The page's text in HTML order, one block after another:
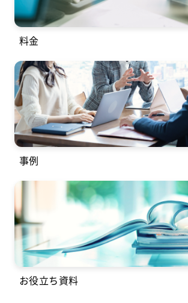
料金
事例
お役立ち資料